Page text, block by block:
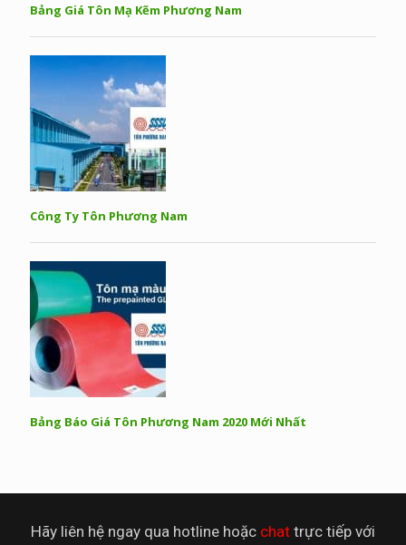
Bảng Giá Tôn Mạ Kẽm Phương Nam
Công Ty Tôn Phương Nam
Bảng Báo Giá Tôn Phương Nam 2020 Mới Nhất
Hãy liên hệ ngay qua hotline hoặc chat trực tiếp với